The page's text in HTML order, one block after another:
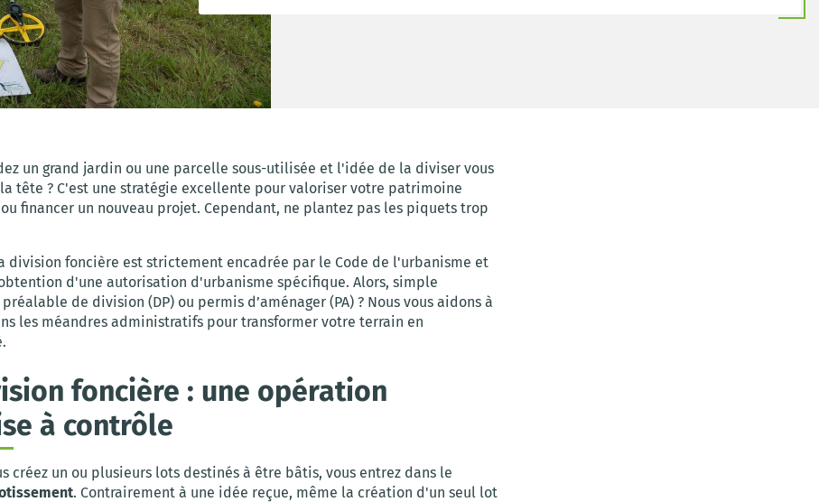
un grand jardin ou une parcelle sous-utilisée et l'idée de la diviser vous
tête ? C'est une stratégie excellente pour valoriser votre patrimoine
financer un nouveau projet. Cependant, ne plantez pas les piquets trop
division foncière est strictement encadrée par le Code de l'urbanisme et
d'une autorisation d'urbanisme spécifique. Alors, simple
de division (DP) ou permis d’aménager (PA) ? Nous vous aidons à
les méandres administratifs pour transformer votre terrain en
foncière : une opération
à contrôle
créez un ou plusieurs lots destinés à être bâtis, vous entrez dans le
. Contrairement à une idée reçue, même la création d'un seul lot